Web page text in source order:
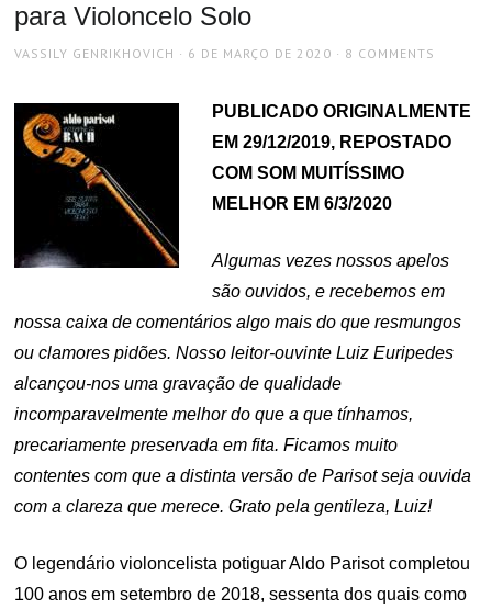
para Violoncelo Solo
AUTHOR
VASSILY GENRIKHOVICH
POSTED
6 DE MARÇO DE 2020 8 COMMENTS
PUBLICADO ORIGINALMENTE
EM 29/12/2019, REPOSTADO
COM SOM MUITÍSSIMO
MELHOR EM 6/3/2020
Algumas vezes nossos apelos
são ouvidos, e recebemos em
nossa caixa de comentários algo mais do que resmungos
ou clamores pidões. Nosso leitor-ouvinte Luiz Euripedes
alcançou-nos uma gravação de qualidade
incomparavelmente melhor do que a que tínhamos,
precariamente preservada em fita. Ficamos muito
contentes com que a distinta versão de Parisot seja ouvida
com a clareza que merece. Grato pela gentileza, Luiz!
O legendário violoncelista potiguar Aldo Parisot completou
100 anos em setembro de 2018, sessenta dos quais como